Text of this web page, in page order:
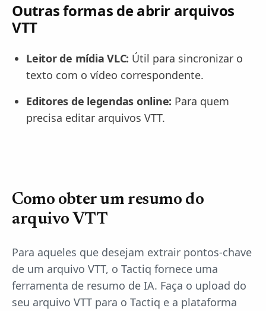
Outras formas de abrir arquivos
VTT
Leitor de mídia VLC: Útil para sincronizar o
texto com o vídeo correspondente.
Editores de legendas online: Para quem
precisa editar arquivos VTT.
Como obter um resumo do
arquivo VTT
Para aqueles que desejam extrair pontos-chave
de um arquivo VTT, o Tactiq fornece uma
ferramenta de resumo de IA. Faça o upload do
seu arquivo VTT para o Tactiq e a plataforma